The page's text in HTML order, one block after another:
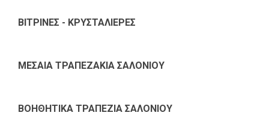
ΒΙΤΡΙΝΕΣ - ΚΡΥΣΤΑΛΙΕΡΕΣ
ΜΕΣΑΙΑ ΤΡΑΠΕΖΑΚΙΑ ΣΑΛΟΝΙΟΥ
ΒΟΗΘΗΤΙΚΑ ΤΡΑΠΕΖΙΑ ΣΑΛΟΝΙΟΥ